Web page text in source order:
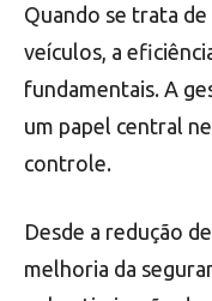
Quando se trata
veículos, a
fundamentais. A
um papel central
controle.
Desde a redução
melhoria da